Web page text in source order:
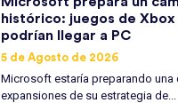
histórico: juegos de
podrían llegar a PC
5 de Agosto de 2026
Microsoft estaría preparando una
expansiones de su estrategia de...